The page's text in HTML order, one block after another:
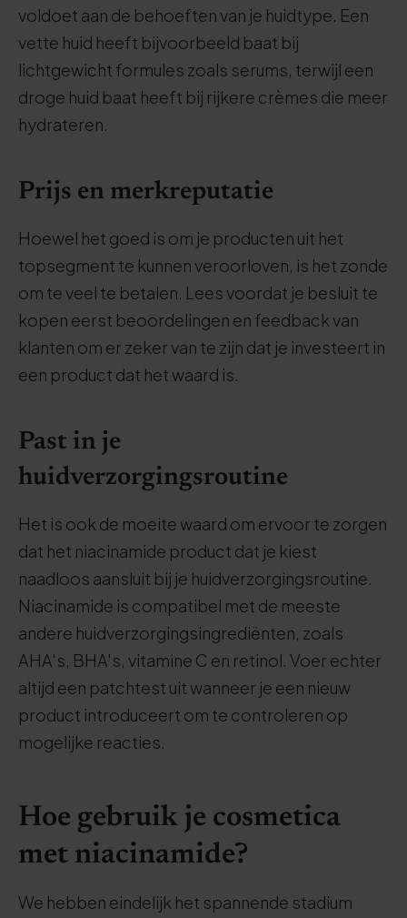
voldoet aan de behoeften van je huidtype. Een
vette huid heeft bijvoorbeeld baat bij
lichtgewicht formules zoals serums, terwijl een
droge huid baat heeft bij rijkere crèmes die meer
hydrateren.
Prijs en merkreputatie
Hoewel het goed is om je producten uit het
topsegment te kunnen veroorloven, is het zonde
om te veel te betalen. Lees voordat je besluit te
kopen eerst beoordelingen en feedback van
klanten om er zeker van te zijn dat je investeert in
een product dat het waard is.
Past in je
huidverzorgingsroutine
Het is ook de moeite waard om ervoor te zorgen
dat het niacinamide product dat je kiest
naadloos aansluit bij je huidverzorgingsroutine.
Niacinamide is compatibel met de meeste
andere huidverzorgingsingrediënten, zoals
AHA's, BHA's, vitamine C en retinol. Voer echter
altijd een patchtest uit wanneer je een nieuw
product introduceert om te controleren op
mogelijke reacties.
Hoe gebruik je cosmetica
met niacinamide?
We hebben eindelijk het spannende stadium